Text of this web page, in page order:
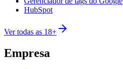
HubSpot
Ver todas as 18+
Empresa